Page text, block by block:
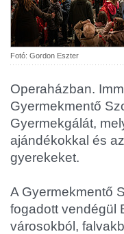
Fotó: Gordon Eszter
Operaházban.
Gyermekmentő
Gyermekgálát,
ajándékokkal és
gyerekeket.
A Gyermekmentő
fogadott vendégül
városokból,